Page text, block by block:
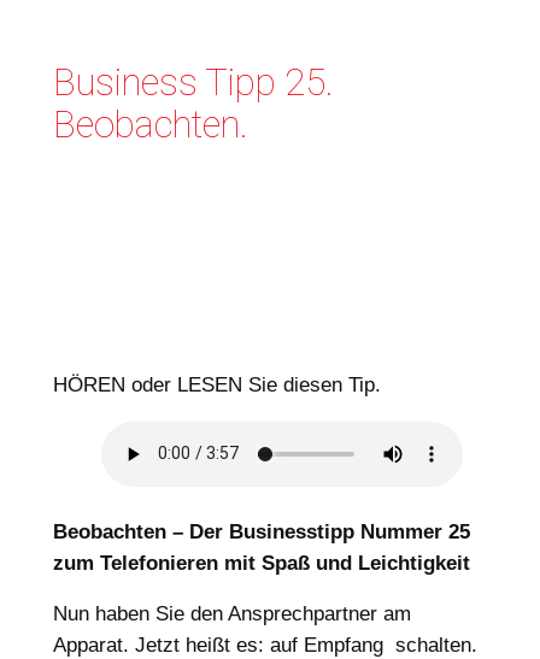
Business Tipp 25.
Beobachten.
HÖREN oder LESEN Sie diesen Tip.
Beobachten – Der Businesstipp Nummer 25
zum Telefonieren mit Spaß und Leichtigkeit
Nun haben Sie den Ansprechpartner am
Apparat. Jetzt heißt es: auf Empfang schalten.